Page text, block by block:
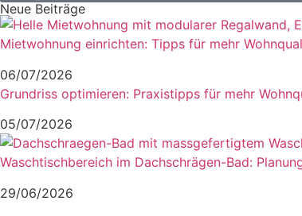
Neue Beiträge
Mietwohnung einrichten: Tipps für mehr
06/07/2026
Grundriss optimieren: Praxistipps für mehr
05/07/2026
Waschtischbereich im Dachschrägen-Bad:
29/06/2026